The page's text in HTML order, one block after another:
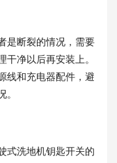
断裂的情况，需要
干净以后再安装上。
线和充电器配件，避
。
洗地机钥匙开关的